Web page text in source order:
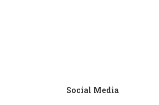
Social Media